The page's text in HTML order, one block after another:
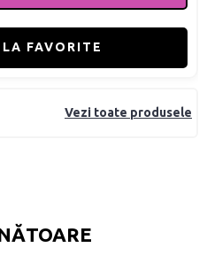
Vezi toate produsele
FAVORITE